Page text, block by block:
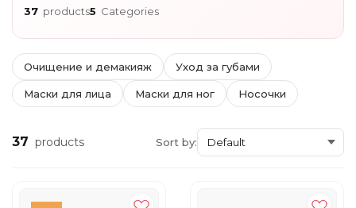
37 products5 Categories
Очищение и демакияж Уход за губами
Маски для лица Маски для ног Носочки
37 products Sort by: